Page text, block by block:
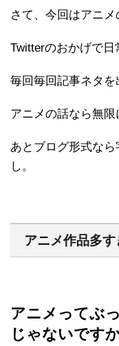
さて、今回はアニメ
Twitterのおかげで日
毎回毎回記事ネタ
アニメの話なら無限
あとブログ形式な
し。
アニメ作品多す
アニメってぶ
じゃないですか